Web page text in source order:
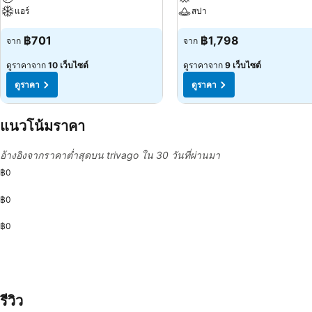
แอร์
จาก ฿701
ดูราคาจาก 10 เว็บไซต์
ดูราคา
สปา
จาก ฿1,798
ดูราคาจาก 9 เว็บไซต์
ดูราคา
แนวโน้มราคา
อ้างอิงจากราคาต่ำสุดบน trivago ใน 30 วันที่ผ่านมา
฿0
฿0
฿0
รีวิว